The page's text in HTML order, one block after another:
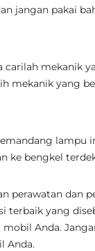
jangan pakai
carilah mekanik
mekanik yang
lampu
ke bengkel
perawatan dan
terbaik yang
Anda.
Anda.